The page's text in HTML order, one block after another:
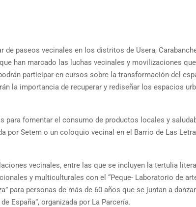
de paseos vecinales en los distritos de Usera,
han marcado las luchas vecinales y movilizaciones
participar en cursos sobre la transformación del
la importancia de recuperar y rediseñar los espacios
para fomentar el consumo de productos locales y
por Setem o un coloquio vecinal en el Barrio de Las
vecinales, entre las que se incluyen la tertulia
y multiculturales con el “Peque- Laboratorio de
para personas de más de 60 años que se juntan a
España”, organizada por La Parcería.